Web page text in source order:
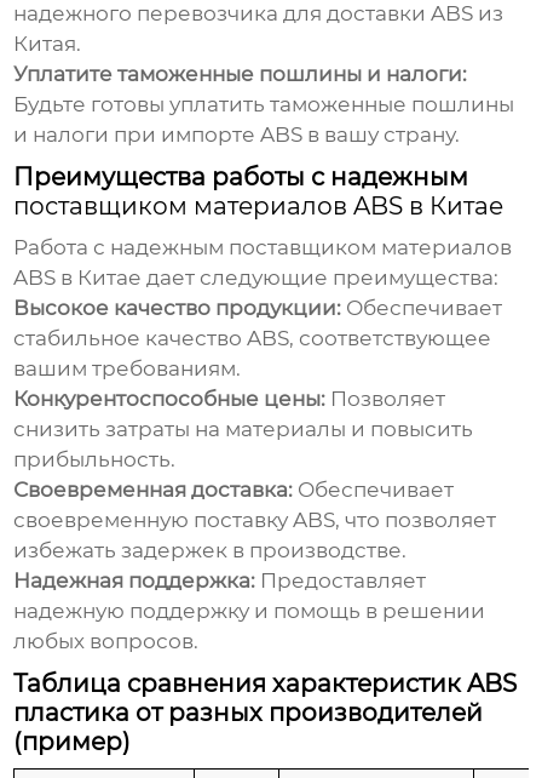
надежного перевозчика для доставки ABS из
Китая.
Уплатите таможенные пошлины и налоги:
Будьте готовы уплатить таможенные пошлины
и налоги при импорте ABS в вашу страну.
Преимущества работы с надежным
поставщиком материалов ABS в Китае
Работа с надежным поставщиком материалов
ABS в Китае дает следующие преимущества:
Высокое качество продукции: Обеспечивает
стабильное качество ABS, соответствующее
вашим требованиям.
Конкурентоспособные цены: Позволяет
снизить затраты на материалы и повысить
прибыльность.
Своевременная доставка: Обеспечивает
своевременную поставку ABS, что позволяет
избежать задержек в производстве.
Надежная поддержка: Предоставляет
надежную поддержку и помощь в решении
любых вопросов.
Таблица сравнения характеристик ABS
пластика от разных производителей
(пример)